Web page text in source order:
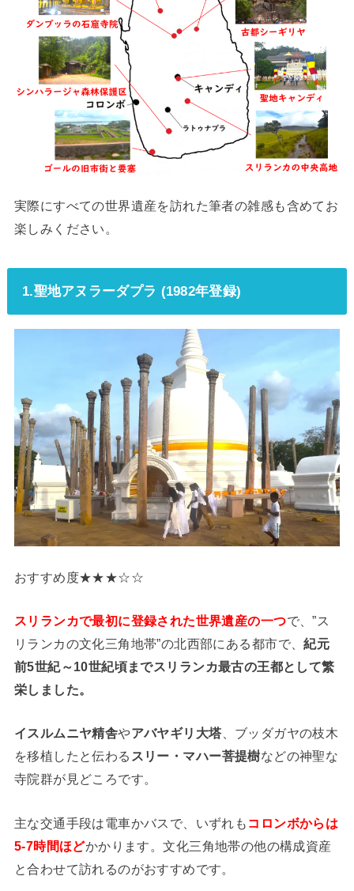
実際にすべての世界遺産を訪れた筆者の雑感も含めてお
楽しみください。
1.聖地アヌラーダプラ (1982年登録)
おすすめ度★★★☆☆
スリランカで最初に登録された世界遺産の一つで、”ス
リランカの文化三角地帯”の北西部にある都市で、紀元
前5世紀～10世紀頃までスリランカ最古の王都として繁
栄しました。
イスルムニヤ精舎やアバヤギリ大塔 、ブッダガヤの枝木
を移植したと伝わる スリー・マハー菩提樹などの神聖な
寺院群が見どころです。
主な交通手段は電車かバスで、いずれも コロンボからは
5-7時間ほどかかります。文化三角地帯の他の構成資産
と合わせて訪れるのがおすすめです。